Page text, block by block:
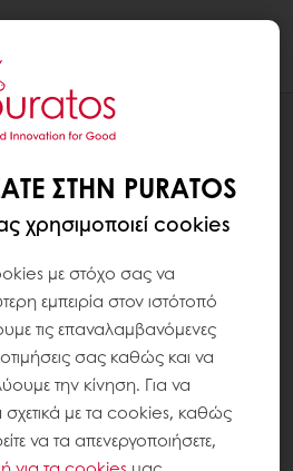
ΣΤΗΝ PURATOS
χρησιμοποιεί cookies
με στόχο σας να
εμπειρία στον ιστότοπό
τις επαναλαμβανόμενες
σας καθώς και να
την κίνηση. Για να
σχετικά με τα cookies, καθώς
να τα απενεργοποιήσετε,